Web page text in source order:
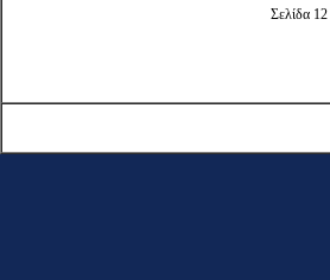
Σελίδα